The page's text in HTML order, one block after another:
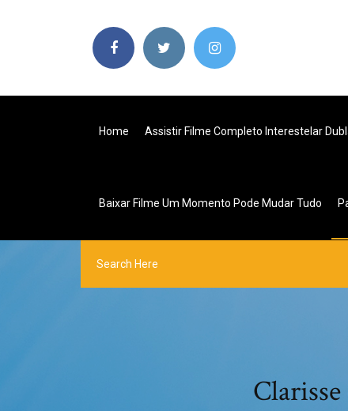
Home Assistir Filme Completo Interestelar
Baixar Filme Um Momento Pode Mudar Tudo